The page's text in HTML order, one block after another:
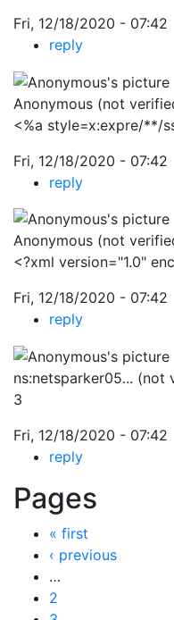
Fri, 12/18/2020 - 07:42
reply
Anonymous (not
<%a style=x:expre/**/
Fri, 12/18/2020 - 07:42
reply
Anonymous (not
<?xml version="1.0"
Fri, 12/18/2020 - 07:42
reply
ns:netsparker05... (not
3
Fri, 12/18/2020 - 07:42
reply
Pages
« first
‹ previous
…
2